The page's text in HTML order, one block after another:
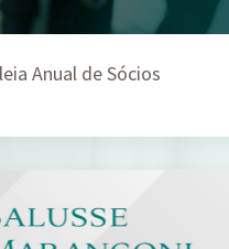
Anual de Sócios